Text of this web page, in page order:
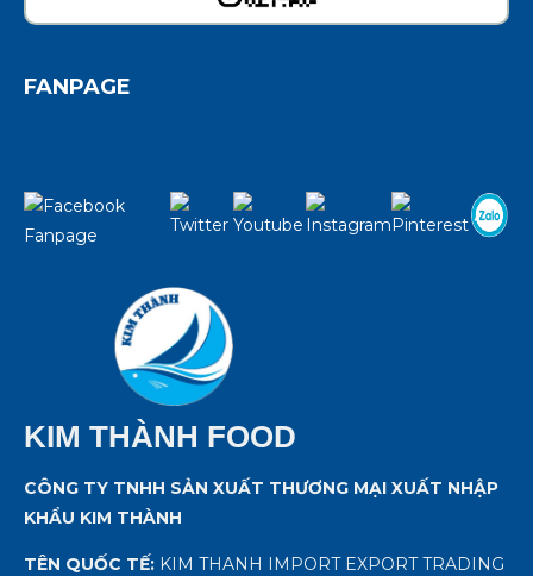
KIM THÀNH FOOD
CÔNG TY TNHH SẢN XUẤT THƯƠNG MẠI XUẤT NHẬP
KHẨU KIM THÀNH
TÊN QUỐC TẾ: KIM THANH IMPORT EXPORT TRADING
FANPAGE